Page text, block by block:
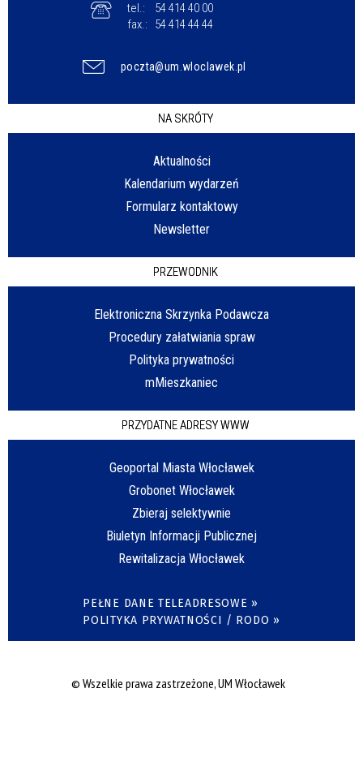
tel.:
54 414 40 00
fax.:
54 414 44 44
poczta@um.wloclawek.pl
NA SKRÓTY
Aktualności
Kalendarium wydarzeń
Formularz kontaktowy
Newsletter
PRZEWODNIK
Elektroniczna Skrzynka Podawcza
Procedury załatwiania spraw
Polityka prywatności
mMieszkaniec
PRZYDATNE ADRESY WWW
Geoportal Miasta Włocławek
Grobonet Włocławek
Zbieraj selektywnie
Biuletyn Informacji Publicznej
Rewitalizacja Włocławek
PEŁNE DANE TELEADRESOWE »
POLITYKA PRYWATNOŚCI / RODO »
© Wszelkie prawa zastrzeżone, UM Włocławek